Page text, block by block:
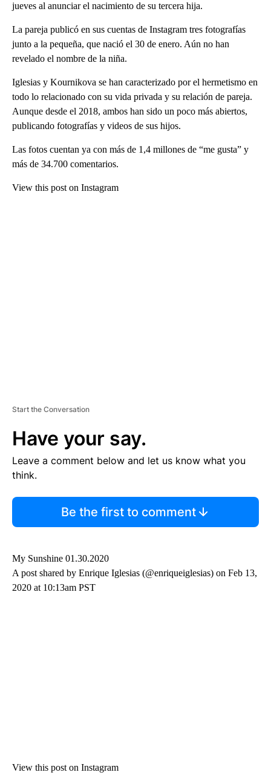
jueves al anunciar el nacimiento de su tercera hija.
La pareja publicó en sus cuentas de Instagram tres fotografías
junto a la pequeña, que nació el 30 de enero. Aún no han
revelado el nombre de la niña.
Iglesias y Kournikova se han caracterizado por el hermetismo en
todo lo relacionado con su vida privada y su relación de pareja.
Aunque desde el 2018, ambos han sido un poco más abiertos,
publicando fotografías y videos de sus hijos.
Las fotos cuentan ya con más de 1,4 millones de “me gusta” y
más de 34.700 comentarios.
View this post on Instagram
Start the Conversation
Have your say.
Leave a comment below and let us know what you
think.
Be the first to comment
My Sunshine 01.30.2020
A post shared by Enrique Iglesias (@enriqueiglesias) on Feb 13,
2020 at 10:13am PST
View this post on Instagram